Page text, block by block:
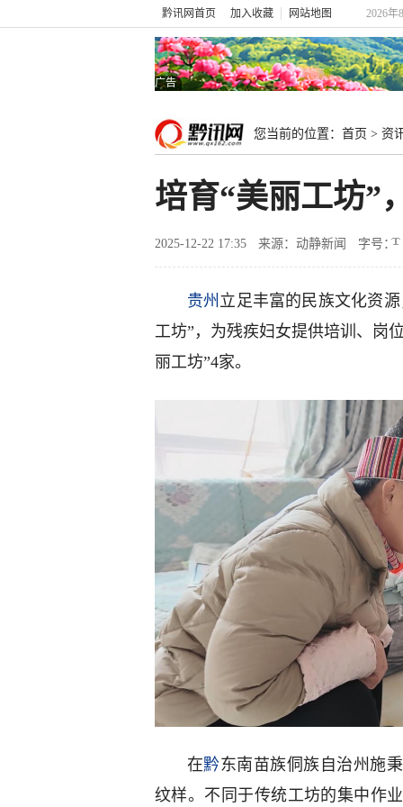
黔讯网首页 加入收藏 网站地图 2026年
广告
您当前的位置： 首页 > 资
培育“美丽工坊”
2025-12-22 17:35 来源：动静新闻 字号：
贵州 立足丰富的民族文化资
工坊”，为残疾妇女提供培训、岗
丽工坊”4家。
在黔东南苗族侗族自治州施
纹样。不同于传统工坊的集中作